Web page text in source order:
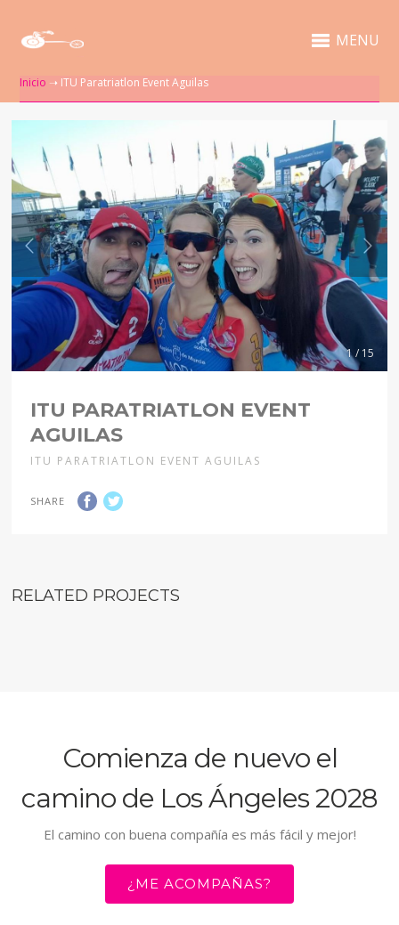
MENU
Inicio ➝ ITU Paratriatlon Event Aguilas
1 / 15
ITU PARATRIATLON EVENT
AGUILAS
ITU PARATRIATLON EVENT AGUILAS
SHARE
RELATED PROJECTS
Comienza de nuevo el
camino de Los Ángeles 2028
El camino con buena compañía es más fácil y mejor!
¿ME ACOMPAÑAS?